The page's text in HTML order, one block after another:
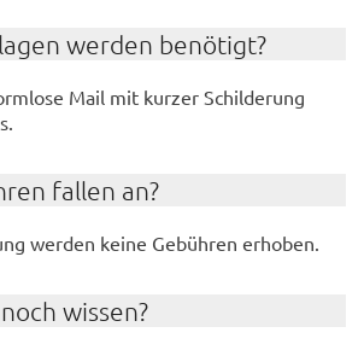
wer­den be­nö­tigt?
Mail mit kur­zer Schil­de­rung
fal­len an?
wer­den keine Ge­büh­ren er­ho­ben.
wis­sen?